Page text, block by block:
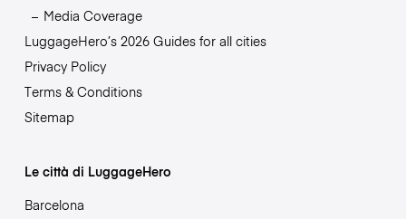
Media Coverage
LuggageHero’s 2026 Guides for all cities
Privacy Policy
Terms & Conditions
Sitemap
Le città di LuggageHero
Barcelona